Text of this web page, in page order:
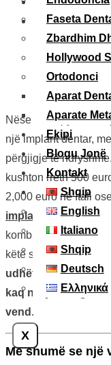
Faseta
Zbardhim
Hollywood
Ortodonci
Aparat
Aparate
Ekipi
Blogu Jonë
Kontakt
Shqip
English
Italiano
Shqip
Deutsch
Ελληνικά
X
Informacione
Nëse do të pyesnit
një implant dentar,
përgjigje të
kushton rreth 500
2,000 euro në Itali
implant dentarnuk
kombinimi faktorësh
këtë shkrim nuk do të
udhëtim për të
kaq ndryshe nga
vend .
Më shumë se një